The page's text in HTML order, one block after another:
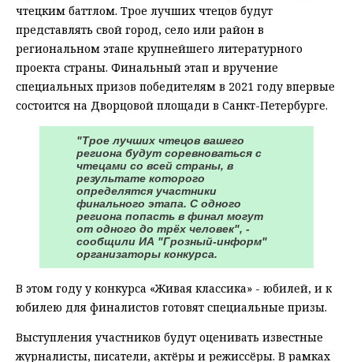
чтецким баттлом. Трое лучших чтецов будут
представлять свой город, село или район в
региональном этапе крупнейшего литературного
проекта страны. Финальный этап и вручение
специальных призов победителям в 2021 году впервые
состоится на Дворцовой площади в Санкт-Петербурге.
"Трое лучших чтецов вашего
региона будут соревноваться с
чтецами со всей страны, в
результате которого
определятся участники
финального этапа. С одного
региона попасть в финал могут
от одного до трёх человек", -
сообщили ИА "Грозный-информ"
организаторы конкурса.
В этом году у конкурса «Живая классика» - юбилей, и к
юбилею для финалистов готовят специальные призы.
Выступления участников будут оценивать известные
журналисты, писатели, актёры и режиссёры. В рамках